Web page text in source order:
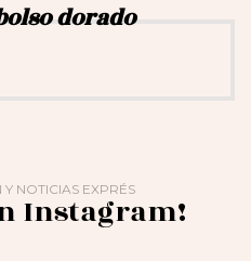
dorado
NOTICIAS EXPRÉS
Instagram!